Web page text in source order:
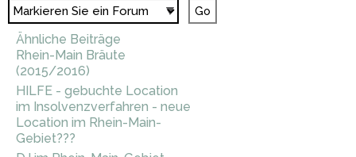
Ähnliche Beiträge
Rhein-Main Bräute
(2015/2016)
HILFE - gebuchte Location
im Insolvenzverfahren - neue
Location im Rhein-Main-
Gebiet???